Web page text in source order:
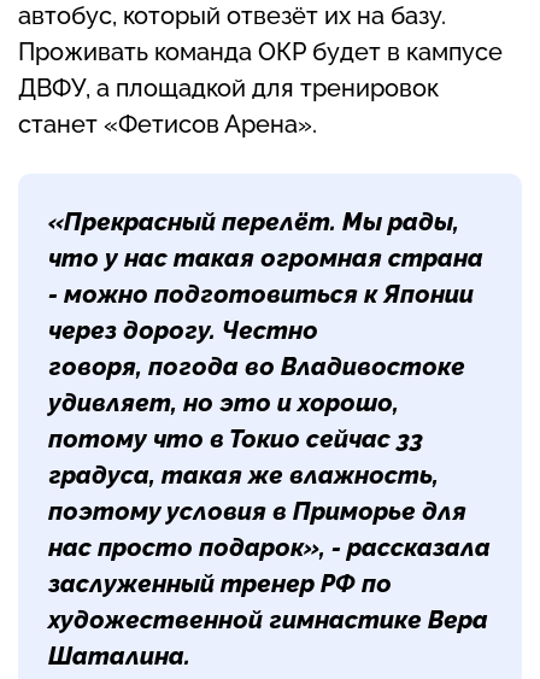
автобус, который отвезёт их на базу.
Проживать команда ОКР будет в кампусе
ДВФУ, а площадкой для тренировок
станет «Фетисов Арена».
«Прекрасный перелёт. Мы рады,
что у нас такая огромная страна
- можно подготовиться к Японии
через дорогу. Честно
говоря, погода во Владивостоке
удивляет, но это и хорошо,
потому что в Токио сейчас 33
градуса, такая же влажность,
поэтому условия в Приморье для
нас просто подарок», - рассказала
заслуженный тренер РФ по
художественной гимнастике Вера
Шаталина.